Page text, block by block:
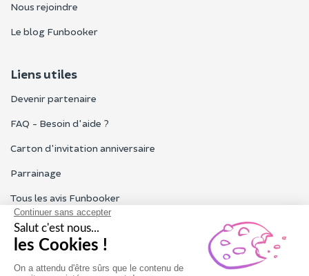
Nous rejoindre
Le blog Funbooker
Liens utiles
Devenir partenaire
FAQ - Besoin d'aide ?
Carton d'invitation anniversaire
Parrainage
Tous les avis Funbooker
Particuliers, entreprises, professionnels
Notre service client est ouvert du lundi au vendredi de 9h à 18h